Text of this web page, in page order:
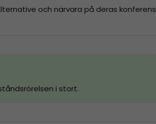
och närvara på deras konferens
i stort.